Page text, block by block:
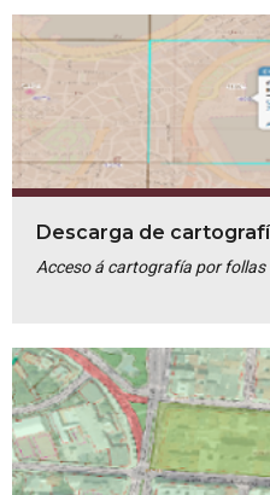
Descarga de
Acceso á cartografía por follas